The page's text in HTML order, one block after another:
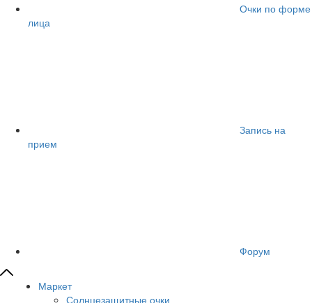
Очки по форме
лица
Запись на
прием
Форум
Маркет
Солнцезащитные очки